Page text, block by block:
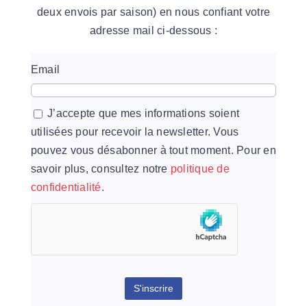
deux envois par saison) en nous confiant votre
adresse mail ci-dessous :
Email
J’accepte que mes informations soient
utilisées pour recevoir la newsletter. Vous
pouvez vous désabonner à tout moment. Pour en
savoir plus, consultez notre politique de
confidentialité.